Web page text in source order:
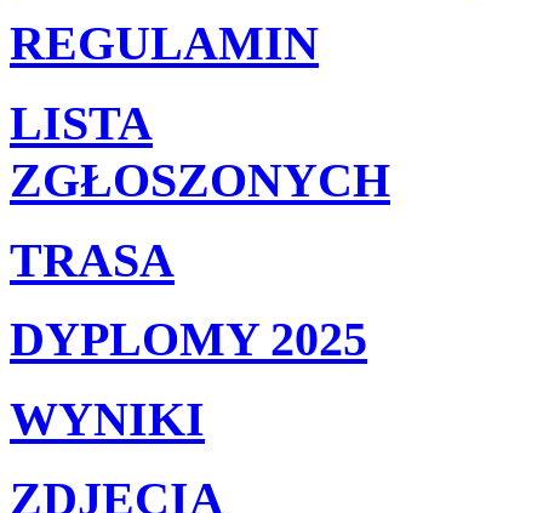
REGULAMIN
LISTA
ZGŁOSZONYCH
TRASA
DYPLOMY 2025
WYNIKI
ZDJĘCIA